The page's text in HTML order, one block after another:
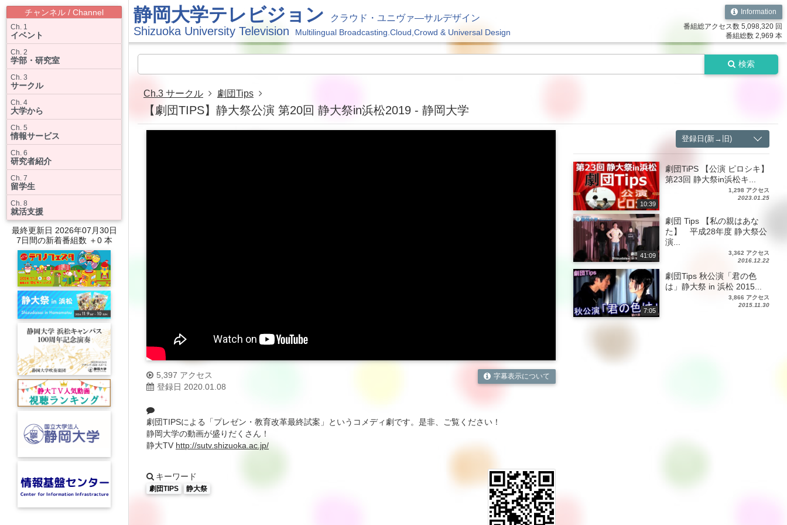
静岡大学テレビジョン クラウド・ユニヴァ―サルデザイン
Shizuoka University Television Multilingual Broadcasting.Cloud,Crowd & Universal Design
Information
番組総アクセス数 5,098,320 回
番組総数 2,969 本
チャンネル / Channel
Ch. 1
イベント
Ch. 2
学部・研究室
Ch. 3
サークル
Ch. 4
大学から
Ch. 5
情報サービス
Ch. 6
研究者紹介
Ch. 7
留学生
Ch. 8
就活支援
最終更新日 2026年07月30日
7日間の新着番組数 ＋0 本
検索
Ch.3 サークル 劇団Tips
【劇団TIPS】静大祭公演 第20回 静大祭in浜松2019 - 静岡大学
5,397 アクセス
登録日 2020.01.08
字幕表示について
劇団TIPSによる「プレゼン・教育改革最終試案」というコメディ劇です。是非、ご覧ください！
静岡大学の動画が盛りだくさん！
静大TV http://sutv.shizuoka.ac.jp/
キーワード
劇団TIPS 静大祭
登録日(新→旧)
10:39
劇団TiPS 【公演 ピロシキ】
第23回 静大祭in浜松キ...
1,298 アクセス
2023.01.25
41:09
劇団 Tips 【私の親はあな
た】 平成28年度 静大祭公
演...
3,362 アクセス
2016.12.22
7:05
劇団Tips 秋公演「君の色
は」静大祭 in 浜松 2015...
3,866 アクセス
2015.11.30